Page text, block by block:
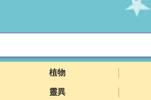
植物
靈異